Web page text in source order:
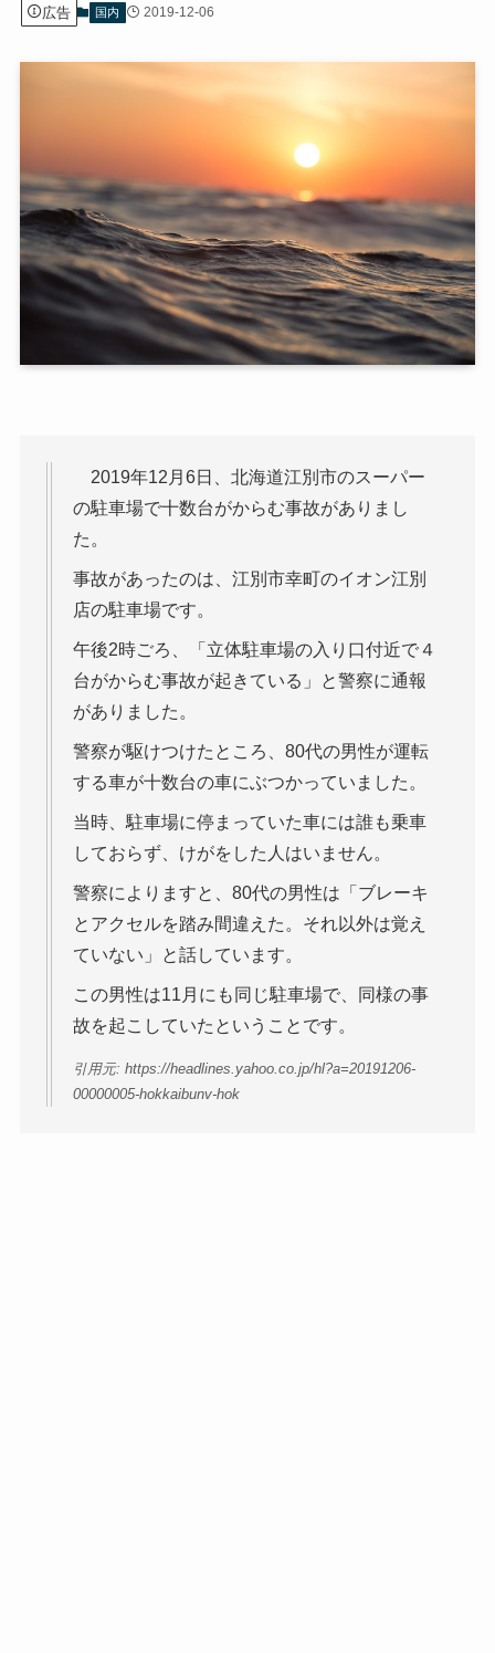
広告 国内 2019-12-06
2019年12月6日、北海道江別市のスーパー
の駐車場で十数台がからむ事故がありまし
た。
事故があったのは、江別市幸町のイオン江別
店の駐車場です。
午後2時ごろ、「立体駐車場の入り口付近で４
台がからむ事故が起きている」と警察に通報
がありました。
警察が駆けつけたところ、80代の男性が運転
する車が十数台の車にぶつかっていました。
当時、駐車場に停まっていた車には誰も乗車
しておらず、けがをした人はいません。
警察によりますと、80代の男性は「ブレーキ
とアクセルを踏み間違えた。それ以外は覚え
ていない」と話しています。
この男性は11月にも同じ駐車場で、同様の事
故を起こしていたということです。
引用元: https://headlines.yahoo.co.jp/hl?a=20191206-
00000005-hokkaibunv-hok